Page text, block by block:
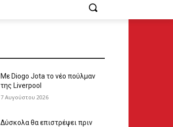
Με Diogo Jota το νέο πούλμαν
της Liverpool
7 Αυγούστου 2026
Δύσκολα θα επιστρέψει πριν